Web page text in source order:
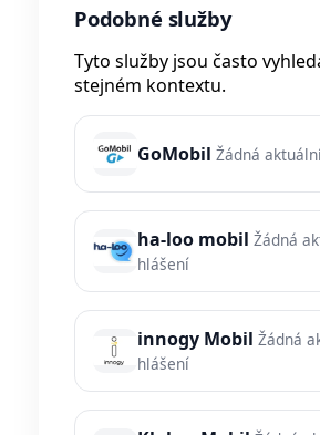
Podobné služby
Tyto služby jsou často
stejném kontextu.
GoMobil Žádná
ha-loo mobil Žádná
hlášení
innogy Mobil Žádná
hlášení